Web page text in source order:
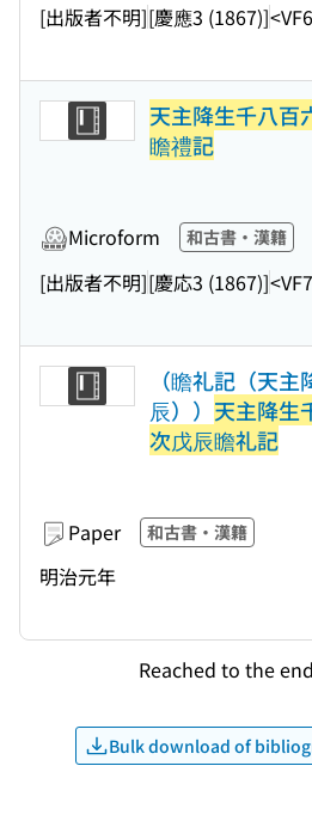
[出版者不明][慶應3 (1867)]
天主降生千八百
瞻禮記
Microform 和古書・漢籍
[出版者不明][慶応3 (1867)]
（瞻礼記（天
辰）） 天主降生
次戊辰瞻礼記
Paper 和古書・漢籍
明治元年
Reached to the
Bulk download of